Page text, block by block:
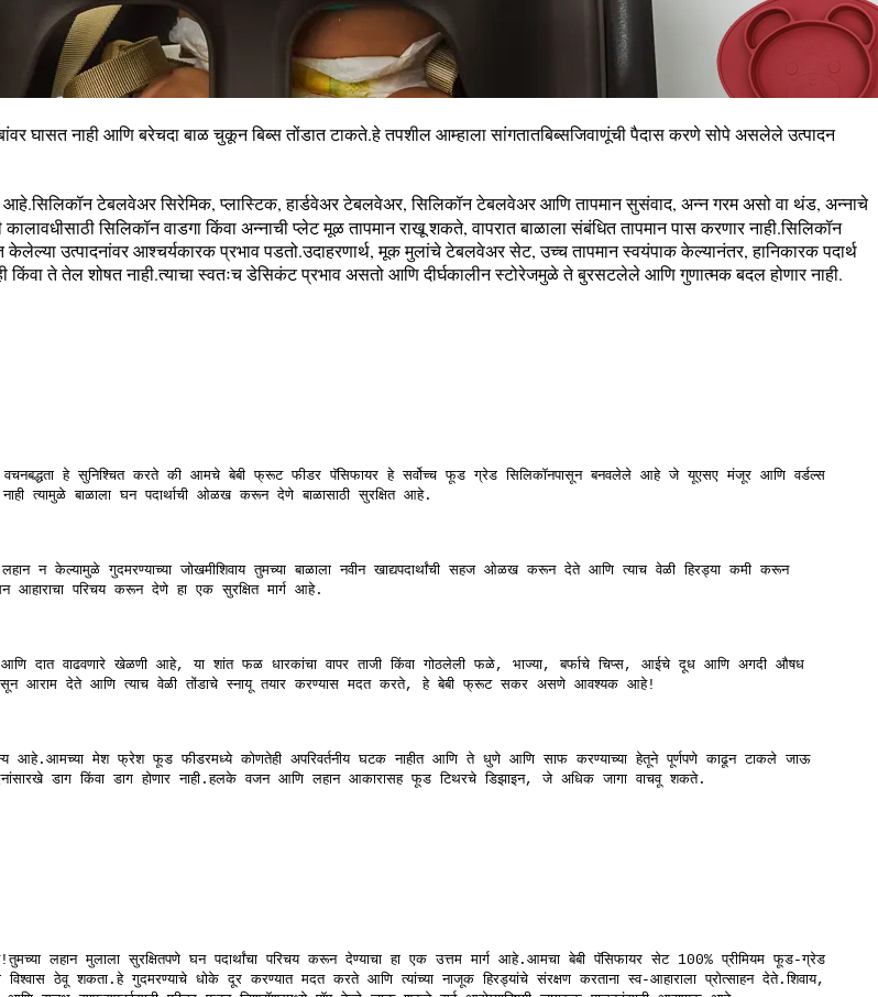
घासत नाही आणि बरेचदा बाळ चुकून बिब्स तोंडात टाकते.हे तपशील आम्हाला सांगतातबिब्सजिवाणूंची पैदास करणे सोपे असलेले उत्पादन
टेबलवेअर सिरेमिक, प्लास्टिक, हार्डवेअर टेबलवेअर, सिलिकॉन टेबलवेअर आणि तापमान सुसंवाद, अन्न गरम असो वा थंड, अन्नाचे
सिलिकॉन वाडगा किंवा अन्नाची प्लेट मूळ तापमान राखू शकते, वापरात बाळाला संबंधित तापमान पास करणार नाही.सिलिकॉन
केलेल्या उत्पादनांवर आश्चर्यकारक प्रभाव पडतो.उदाहरणार्थ, मूक मुलांचे टेबलवेअर सेट, उच्च तापमान स्वयंपाक केल्यानंतर, हानिकारक पदार्थ
ते तेल शोषत नाही.त्याचा स्वतःच डेसिकंट प्रभाव असतो आणि दीर्घकालीन स्टोरेजमुळे ते बुरसटलेले आणि गुणात्मक बदल होणार नाही.
वचनबद्धता हे सुनिश्चित करते की आमचे बेबी फ्रूट फीडर पॅसिफायर हे सर्वोच्च फूड ग्रेड सिलिकॉनपासून बनवलेले आहे जे यूएसए मंजूर आणि वर्डल्स
त्यामुळे बाळाला घन पदार्थाची ओळख करून देणे बाळासाठी सुरक्षित आहे.
न केल्यामुळे गुदमरण्याच्या जोखमीशिवाय तुमच्या बाळाला नवीन खाद्यपदार्थांची सहज ओळख करून देते आणि त्याच वेळी हिरड्या कमी करून
आहाराचा परिचय करून देणे हा एक सुरक्षित मार्ग आहे.
दात वाढवणारे खेळणी आहे, या शांत फळ धारकांचा वापर ताजी किंवा गोठलेली फळे, भाज्या, बर्फाचे चिप्स, आईचे दूध आणि अगदी औषध
आराम देते आणि त्याच वेळी तोंडाचे स्नायू तयार करण्यास मदत करते, हे बेबी फ्रूट सकर असणे आवश्यक आहे!
आहे.आमच्या मेश फ्रेश फूड फीडरमध्ये कोणतेही अपरिवर्तनीय घटक नाहीत आणि ते धुणे आणि साफ करण्याच्या हेतूने पूर्णपणे काढून टाकले जाऊ
डाग किंवा डाग होणार नाही.हलके वजन आणि लहान आकारासह फूड टिथरचे डिझाइन, जे अधिक जागा वाचवू शकते.
लहान मुलाला सुरक्षितपणे घन पदार्थांचा परिचय करून देण्याचा हा एक उत्तम मार्ग आहे.आमचा बेबी पॅसिफायर सेट 100% प्रीमियम फूड-ग्रेड
ठेवू शकता.हे गुदमरण्याचे धोके दूर करण्यात मदत करते आणि त्यांच्या नाजूक हिरड्यांचे संरक्षण करताना स्व-आहाराला प्रोत्साहन देते.शिवाय,